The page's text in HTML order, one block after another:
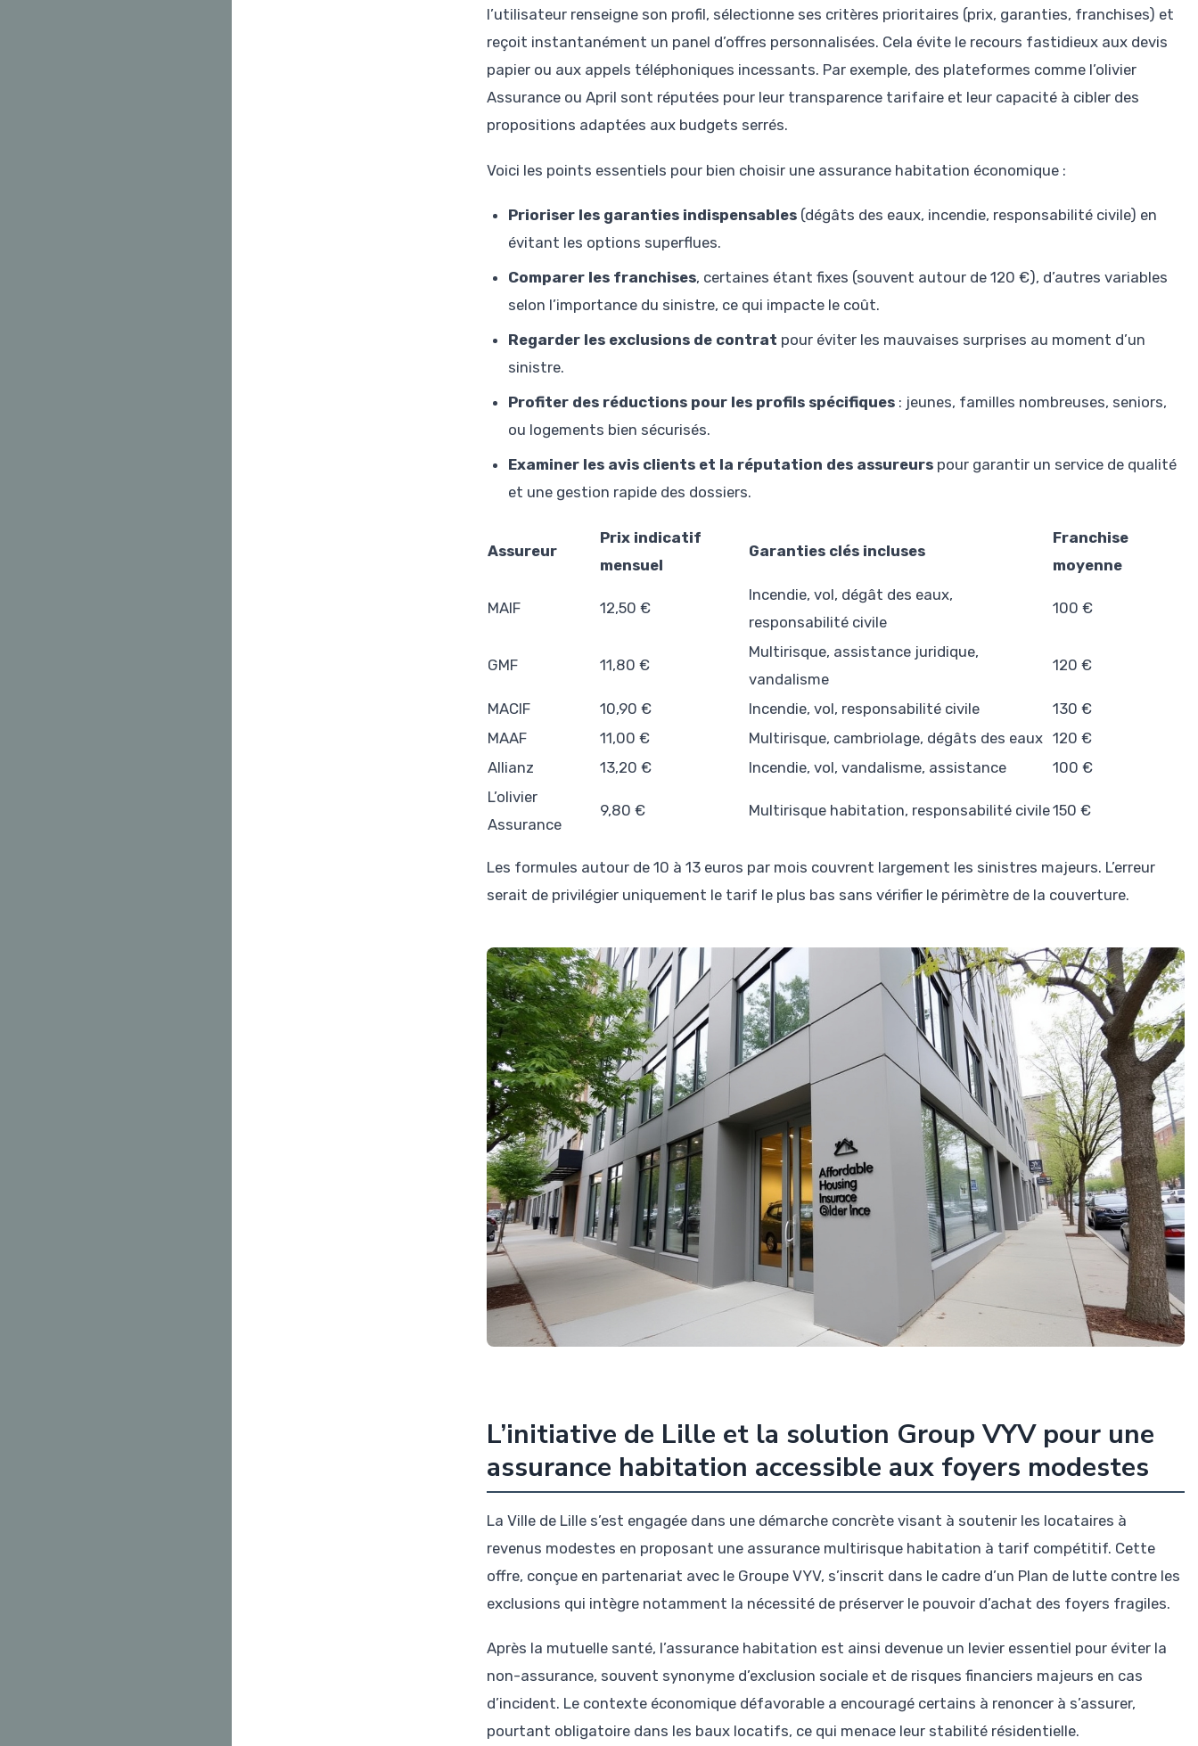
l’utilisateur renseigne son profil, sélectionne ses critères prioritaires (prix, garanties, franchises) et
reçoit instantanément un panel d’offres personnalisées. Cela évite le recours fastidieux aux devis
papier ou aux appels téléphoniques incessants. Par exemple, des plateformes comme l’olivier
Assurance ou April sont réputées pour leur transparence tarifaire et leur capacité à cibler des
propositions adaptées aux budgets serrés.
Voici les points essentiels pour bien choisir une assurance habitation économique :
Prioriser les garanties indispensables (dégâts des eaux, incendie, responsabilité civile) en
évitant les options superflues.
Comparer les franchises, certaines étant fixes (souvent autour de 120 €), d’autres variables
selon l’importance du sinistre, ce qui impacte le coût.
Regarder les exclusions de contrat pour éviter les mauvaises surprises au moment d’un
sinistre.
Profiter des réductions pour les profils spécifiques : jeunes, familles nombreuses, seniors,
ou logements bien sécurisés.
Examiner les avis clients et la réputation des assureurs pour garantir un service de qualité
et une gestion rapide des dossiers.
Assureur
Prix indicatif
mensuel
Garanties clés incluses
Franchise
moyenne
MAIF 12,50 €
Incendie, vol, dégât des eaux,
responsabilité civile
100 €
GMF 11,80 €
Multirisque, assistance juridique,
vandalisme
120 €
MACIF 10,90 € Incendie, vol, responsabilité civile
130 €
MAAF
11,00 € Multirisque, cambriolage, dégâts des eaux 120 €
Allianz
13,20 € Incendie, vol, vandalisme, assistance
100 €
L’olivier
Assurance
9,80 € Multirisque habitation, responsabilité civile150 €
Les formules autour de 10 à 13 euros par mois couvrent largement les sinistres majeurs. L’erreur
serait de privilégier uniquement le tarif le plus bas sans vérifier le périmètre de la couverture.
L’initiative de Lille et la solution Group VYV pour une
assurance habitation accessible aux foyers modestes
La Ville de Lille s’est engagée dans une démarche concrète visant à soutenir les locataires à
revenus modestes en proposant une assurance multirisque habitation à tarif compétitif. Cette
offre, conçue en partenariat avec le Groupe VYV, s’inscrit dans le cadre d’un Plan de lutte contre les
exclusions qui intègre notamment la nécessité de préserver le pouvoir d’achat des foyers fragiles.
Après la mutuelle santé, l’assurance habitation est ainsi devenue un levier essentiel pour éviter la
non-assurance, souvent synonyme d’exclusion sociale et de risques financiers majeurs en cas
d’incident. Le contexte économique défavorable a encouragé certains à renoncer à s’assurer,
pourtant obligatoire dans les baux locatifs, ce qui menace leur stabilité résidentielle.